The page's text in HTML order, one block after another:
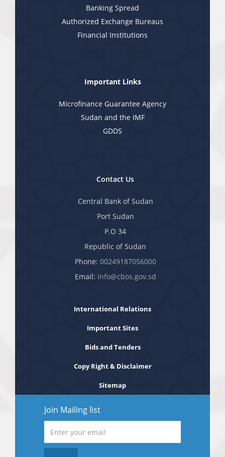
Contact Us
Central Bank of Sudan
Port Sudan
P.O 34
Republic of Sudan
Phone: 00249187056000
Email: info@cbos.gov.sd
Banking Spread
Authorized Exchange Bureaus
Financial Institutions
Important Links
Microfinance Guarantee Agency
Sudan and the IMF
GDDS
International Relations
Important Sites
Bids and Tenders
Copy Right & Disclaimer
Sitemap
Join Mailing list